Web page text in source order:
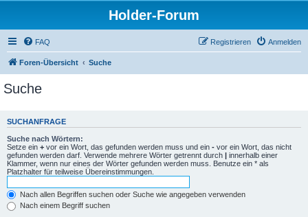
Holder-Forum
FAQ Anmelden
Registrieren
Foren-Übersicht Suche
Suche
SUCHANFRAGE
Suche nach Wörtern:
Setze ein + vor ein Wort, das gefunden werden muss und ein - vor ein Wort, das nicht
gefunden werden darf. Verwende mehrere Wörter getrennt durch | innerhalb einer
Klammer, wenn nur eines der Wörter gefunden werden muss. Benutze ein * als
Platzhalter für teilweise Übereinstimmungen.
Nach allen Begriffen suchen oder Suche wie angegeben verwenden
Nach einem Begriff suchen